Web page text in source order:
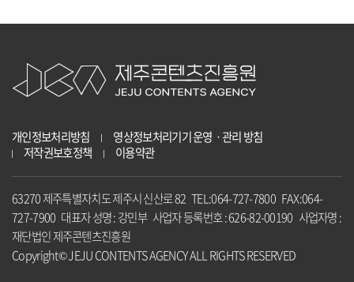
개인정보처리방침
영상정보처리기기 운영ㆍ관리 방침
저작권보호정책
이용약관
63270 제주특별자치도 제주시 신산로 82 TEL:064-727-7800 FAX:064-
727-7900 대표자 성명 : 강민부 사업자 등록번호 : 626-82-00190 사업자명 :
재단법인 제주콘텐츠진흥원
Copyright© JEJU CONTENTS AGENCY ALL RIGHTS RESERVED